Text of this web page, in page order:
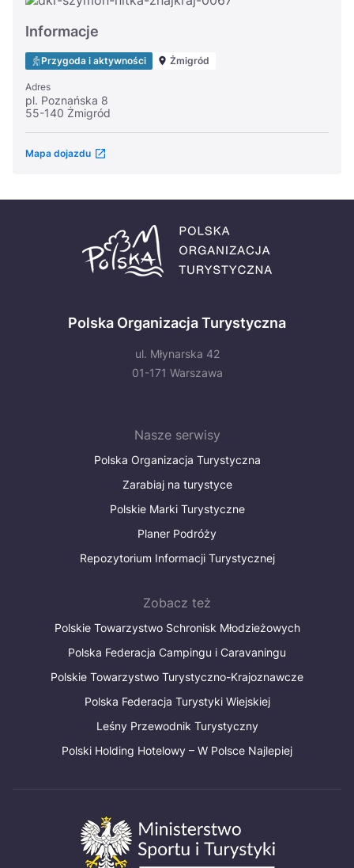
Informacje
Przygoda i aktywności Żmigród
Adres
pl. Poznańska 8
55-140 Żmigród
Mapa dojazdu
Polska Organizacja Turystyczna
ul. Młynarska 42
01-171 Warszawa
Nasze serwisy
Polska Organizacja Turystyczna
Zarabiaj na turystyce
Polskie Marki Turystyczne
Planer Podróży
Repozytorium Informacji Turystycznej
Zobacz też
Polskie Towarzystwo Schronisk Młodzieżowych
Polska Federacja Campingu i Caravaningu
Polskie Towarzystwo Turystyczno-Krajoznawcze
Polska Federacja Turystyki Wiejskiej
Leśny Przewodnik Turystyczny
Polski Holding Hotelowy – W Polsce Najlepiej